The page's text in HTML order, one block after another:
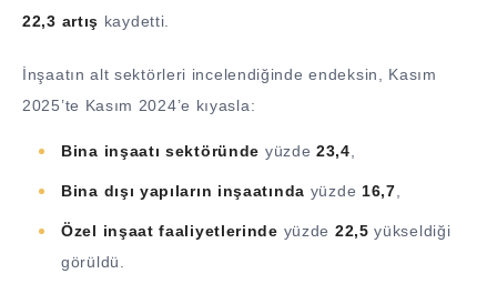
22,3 artış kaydetti.
İnşaatın alt sektörleri incelendiğinde endeksin, Kasım
2025’te Kasım 2024’e kıyasla:
Bina inşaatı sektöründe yüzde23,4
Bina dışı yapıların inşaatında yüzde 16,7
Özel inşaat faaliyetlerinde yüzde 22,5 yükseldiği
görüldü.